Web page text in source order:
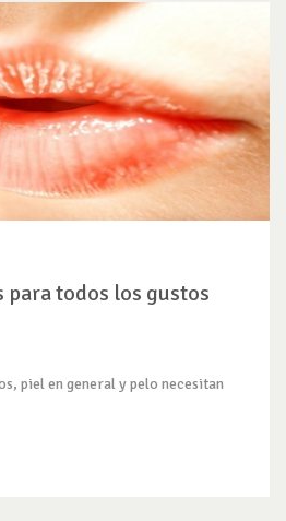
para todos los gustos
piel en general y pelo necesitan